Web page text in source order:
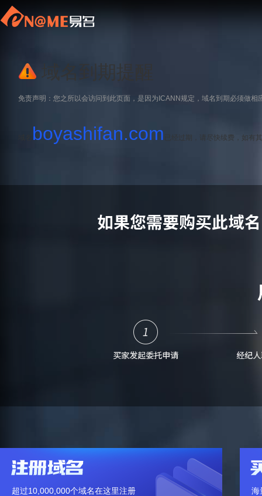
域名到期提醒
免责声明：您之所以会访问到此页面，是因为ICANN规定，域名到期必须做相
boyashifan.com 已经过期，请尽快续费，如有
超过10,000,000个域名在这里注册
海